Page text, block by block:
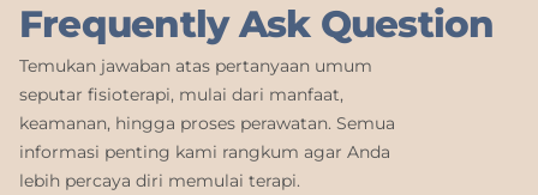
Frequently Ask Question
Temukan jawaban atas pertanyaan umum
seputar fisioterapi, mulai dari manfaat,
keamanan, hingga proses perawatan. Semua
informasi penting kami rangkum agar Anda
lebih percaya diri memulai terapi.